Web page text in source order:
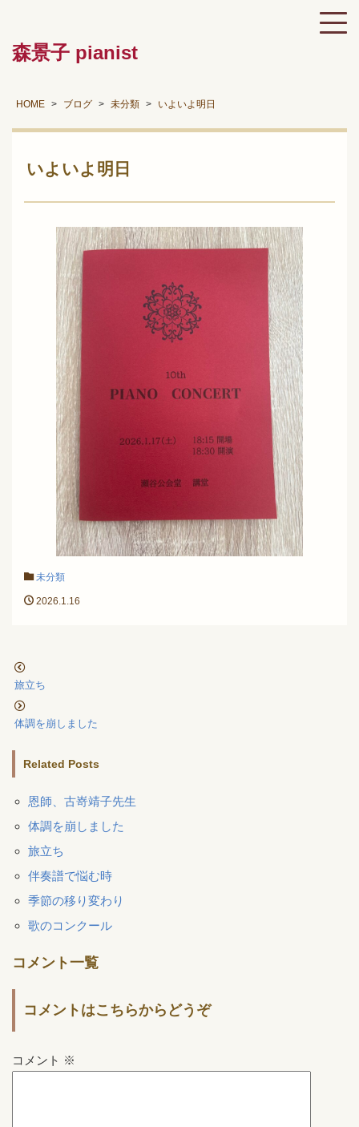
森景子 pianist
HOME ブログ 未分類 いよいよ明日
いよいよ明日
未分類
2026.1.16
旅立ち
体調を崩しました
Related Posts
恩師、古嵜靖子先生
体調を崩しました
旅立ち
伴奏譜で悩む時
季節の移り変わり
歌のコンクール
コメント一覧
コメントはこちらからどうぞ
コメント ※